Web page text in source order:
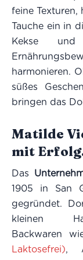
feine Texturen,
Tauche ein in
Kekse
harmonieren.
süßes
bringen das
Matilde
mit
Das
1905 in San
gegründet.
kleinen
Backwaren
Laktosefrei),